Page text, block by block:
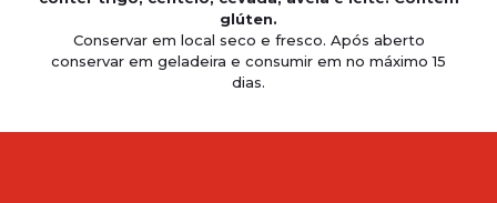
glúten.
Conservar em local seco e fresco. Após aberto
conservar em geladeira e consumir em no máximo 15
dias.